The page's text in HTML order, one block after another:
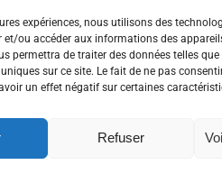
expériences, nous utilisons des
et/ou accéder aux informations des
permettra de traiter des données telles
sur ce site. Le fait de ne pas
un effet négatif sur certaines
Refuser
traduction, par Laurent
non seulement, en
une métaphore d’un
une prophétie.
du Diable, avec ses